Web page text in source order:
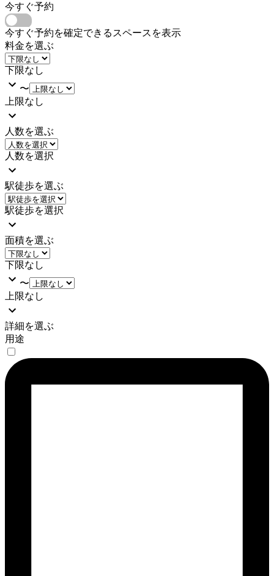
今すぐ予約
今すぐ予約を確定できるスペースを表示
料金を選ぶ
下限なし
〜
上限なし
人数を選ぶ
人数を選択
駅徒歩を選ぶ
駅徒歩を選択
面積を選ぶ
下限なし
〜
上限なし
詳細を選ぶ
用途